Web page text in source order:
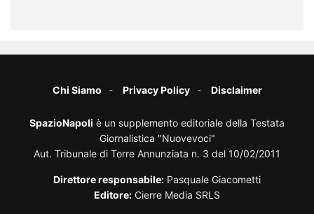
Chi Siamo Privacy Policy Disclaimer
SpazioNapoli è un supplemento editoriale della Testata
Giornalistica "Nuovevoci"
Aut. Tribunale di Torre Annunziata n. 3 del 10/02/2011
Direttore responsabile: Pasquale Giacometti
Editore: Cierre Media SRLS